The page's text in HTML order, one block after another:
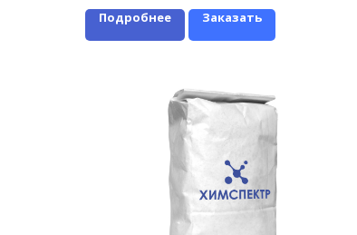
Подробнее Заказать